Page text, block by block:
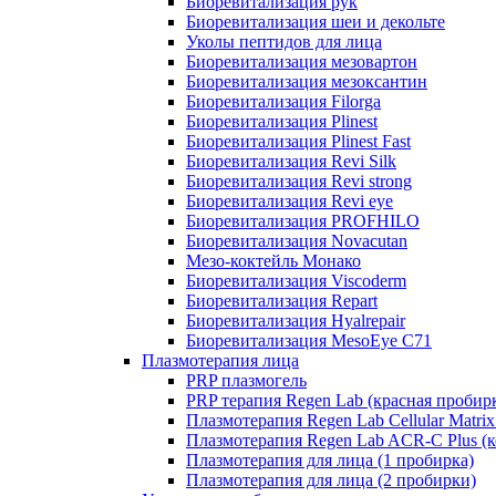
Биоревитализация шеи и декольте
Уколы пептидов для лица
Биоревитализация мезовартон
Биоревитализация мезоксантин
Биоревитализация Filorga
Биоревитализация Plinest
Биоревитализация Plinest Fast
Биоревитализация Revi Silk
Биоревитализация Revi strong
Биоревитализация Revi eye
Биоревитализация PROFHILO
Биоревитализация Novacutan
Мезо-коктейль Монако
Биоревитализация Viscoderm
Биоревитализация Repart
Биоревитализация Hyalrepair
Биоревитализация MesoEye C71
Плазмотерапия лица
PRP плазмогель
PRP терапия Regen Lab (красная
Плазмотерапия Regen Lab Cellular
Плазмотерапия Regen Lab ACR-C Plus
Плазмотерапия для лица (1 пробирка)
Плазмотерапия для лица (2 пробирки)